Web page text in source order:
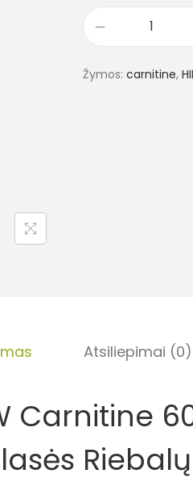
Žymos: carnitine,
Atsiliepimai (0)
Carnitine